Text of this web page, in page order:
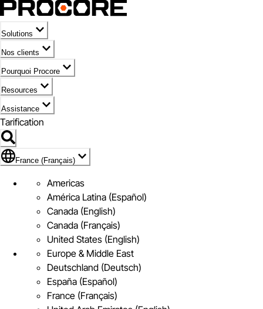
Solutions
Nos clients
Pourquoi Procore
Resources
Assistance
Tarification
Pavillon de France (Français)
France (Français)
Americas
América Latina (Español)
Canada (English)
Canada (Français)
United States (English)
Europe & Middle East
Deutschland (Deutsch)
España (Español)
France (Français)